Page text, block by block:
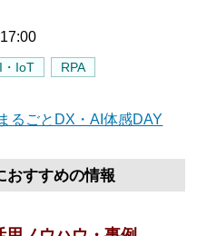
・IoT
RPA
るごとDX・AI体感DAY
おすすめの情報